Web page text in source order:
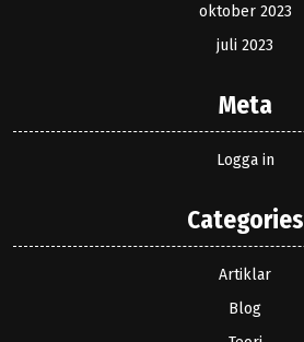
oktober 2023
juli 2023
Meta
Logga in
Categories
Artiklar
Blog